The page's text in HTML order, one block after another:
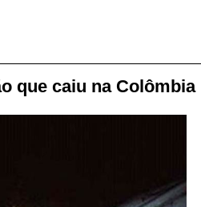
que caiu na Colômbia